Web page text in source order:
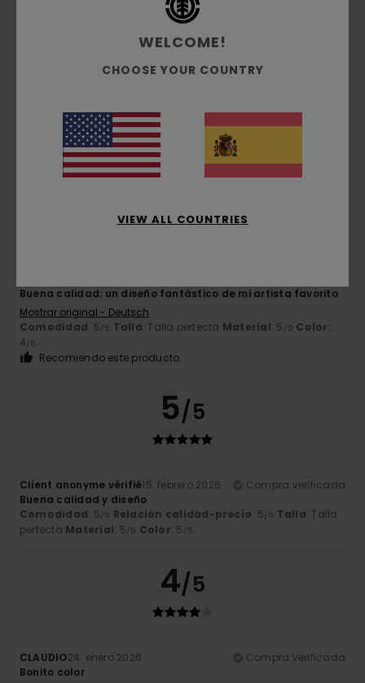
17. abril 2026
Compra verificada
Comodidad: 5/5 Talla: Talla perfecta
Recomiendo este producto
Buena calidad: un diseño fantástico de mi artista favorito
Mostrar original - Deutsch
Comodidad: 5/5 Talla: Talla perfecta Material: 5 /5 Color:
4/5
Recomiendo este producto
5/5
Client anonyme vérifié15. febrero 2026
Compra verificada
Buena calidad y diseño
Comodidad: 5/5 Relación calidad-precio: 5/5 Talla: Talla
perfecta Material: 5/5 Color: 5 /5
4/5
CLAUDIO24. enero 2026
Compra verificada
Bonito color
WELCOME!
CHOOSE YOUR COUNTRY
VIEW ALL COUNTRIES